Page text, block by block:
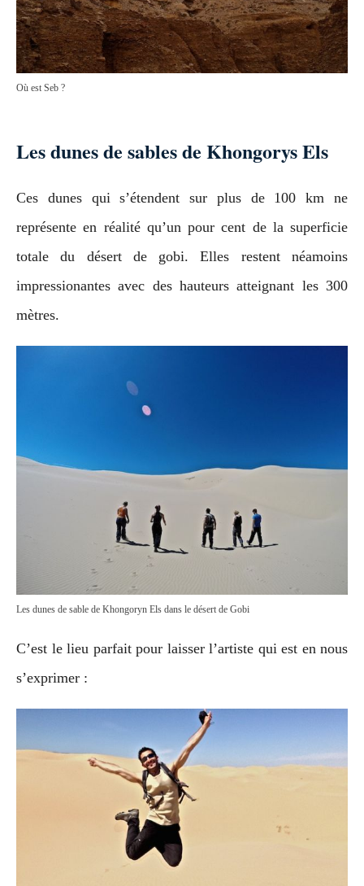
Où est Seb ?
Les dunes de sables de Khongorys Els
Ces dunes qui s’étendent sur plus de 100 km ne
représente en réalité qu’un pour cent de la superficie
totale du désert de gobi. Elles restent néamoins
impressionantes avec des hauteurs atteignant les 300
mètres.
Les dunes de sable de Khongoryn Els dans le désert de Gobi
C’est le lieu parfait pour laisser l’artiste qui est en nous
s’exprimer :